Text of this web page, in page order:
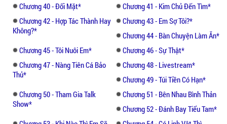
Khoảnh khắc rơi khỏi cáp treo, Phùng Vân
Hi chỉ thầm nghĩ, nếu như cô không cuồng
dại theo đuổi tình yêu phù phiếm thì có lẽ
bản thân đã không phải chết thê thảm như
thế này. Nếu như cô chịu ở lại bên cạnh
Thẩm Tử Mặc thì đâu có xảy ra nhiều
chuyện như vậy. Nếu như…
Tất cả chỉ là “nếu như” mà thôi.
Chương 40 - Đối Mặt*
Chương 41 - Kim Chủ Đến Tìm*
Chương 42 - Hợp Tác Thành Hay
Không?*
Chương 43 - Em Sợ Tôi?*
Chương 44 - Bàn Chuyện Làm Ăn*
Chương 45 - Tôi Nuôi Em*
Chương 46 - Sự Thật*
Chương 47 - Nàng Tiên Cá Bảo
Thủ*
Chương 48 - Livestream*
Chương 49 - Túi Tiền Có Hạn*
Chương 50 - Tham Gia Talk
Show*
Chương 51 - Bên Nhau Bình Thản
Chương 52 - Đánh Bay Tiểu Tam*